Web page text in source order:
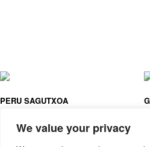
We value your privacy
PERU SAGUTXOA